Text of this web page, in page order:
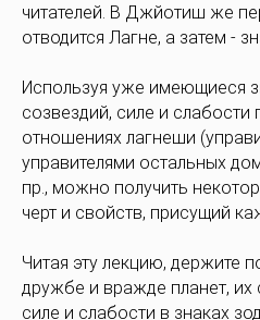
читателей. В Джйотиш же
отводится Лагне, а затем -
Используя уже имеющиеся
созвездий, силе и слабости
отношениях лагнеши
управителями остальных
пр., можно получить
черт и свойств, присущий
Читая эту лекцию, держите
дружбе и вражде планет, их
силе и слабости в знаках